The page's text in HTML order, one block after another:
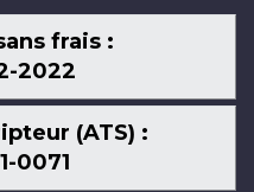
frais :
2022
(ATS) :
0071